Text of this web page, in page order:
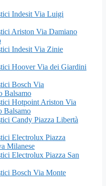
Indesit Via Luigi
Ariston Via Damiano
Indesit Via Zinie
Hoover Via dei Giardini
Bosch Via
Balsamo
Hotpoint Ariston Via
Balsamo
Candy Piazza Libertà
Electrolux Piazza
Milanese
Electrolux Piazza San
Bosch Via Monte